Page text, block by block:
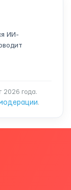
ИИ-
2026 года.
.